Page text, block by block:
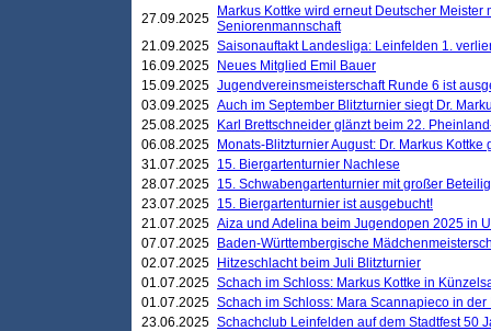
27.09.2025
Markus Kottke wird erneut Deutscher Meister
Seniorenmannschaft
21.09.2025 Saisonauftakt Landesliga: Leinfelden 1.
16.09.2025
Neues Mitglied Emil Bauer
15.09.2025 Jugendvereinsmeisterschaft Runde 6 ist
03.09.2025 Auch im September Blitzturnier siegt Dr.
25.08.2025
Karl Brettschneider glänzt beim 22.
06.08.2025
Monats-Blitzturnier August: Dr. Markus Kottke
31.07.2025 15. Biergartenturnier Nachlese
28.07.2025 15. Schwabengartenturnier mit großer
23.07.2025 15. Biergartenturnier ist ausgebucht!
21.07.2025 Aiza und Adelina beim Jugendopen 2025 in
07.07.2025
Baden-Württembergische
02.07.2025
Hitzeschlacht beim Juli Blitzturnier
01.07.2025 Schach im Schloss: Markus Kottke in
01.07.2025 Schach im Schloss: Mara Scannapieco in der
23.06.2025 Schachclub Leinfelden auf dem Stadtfest 50